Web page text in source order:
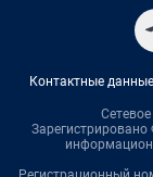
Контактные